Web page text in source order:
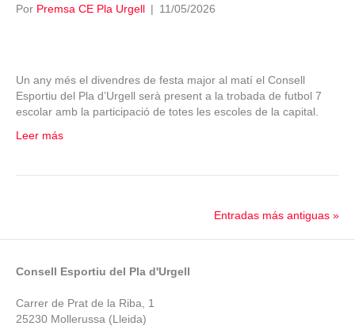
Por Premsa CE Pla Urgell | 11/05/2026
Un any més el divendres de festa major al matí el Consell
Esportiu del Pla d’Urgell serà present a la trobada de futbol 7
escolar amb la participació de totes les escoles de la capital.
Leer más
Entradas más antiguas »
Consell Esportiu del Pla d'Urgell
Carrer de Prat de la Riba, 1
25230 Mollerussa (Lleida)